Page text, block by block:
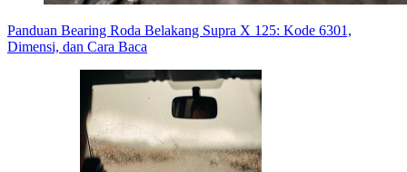
Panduan Bearing Roda Belakang Supra X 125: Kode 6301,
Dimensi, dan Cara Baca